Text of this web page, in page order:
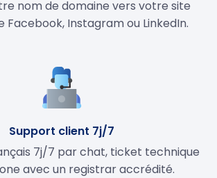
nom de domaine vers votre site
Facebook, Instagram ou LinkedIn.
Support client 7j/7
7j/7 par chat, ticket technique
avec un registrar accrédité.